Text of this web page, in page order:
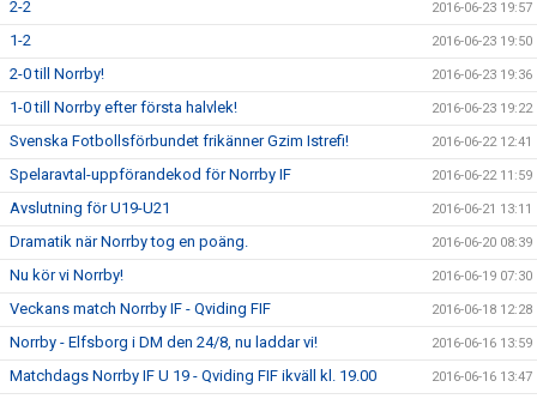
2-2 2016-06-23 19:57
1-2 2016-06-23 19:50
2-0 till Norrby! 2016-06-23 19:36
1-0 till Norrby efter första halvlek! 2016-06-23 19:22
Svenska Fotbollsförbundet frikänner Gzim Istrefi! 2016-06-22 12:41
Spelaravtal-uppförandekod för Norrby IF 2016-06-22 11:59
Avslutning för U19-U21 2016-06-21 13:11
Dramatik när Norrby tog en poäng. 2016-06-20 08:39
Nu kör vi Norrby! 2016-06-19 07:30
Veckans match Norrby IF - Qviding FIF 2016-06-18 12:28
Norrby - Elfsborg i DM den 24/8, nu laddar vi! 2016-06-16 13:59
Matchdags Norrby IF U 19 - Qviding FIF ikväll kl. 19.00 2016-06-16 13:47